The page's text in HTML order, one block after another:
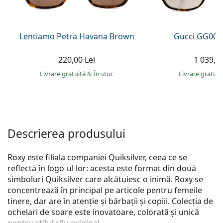
Persol
Lentiamo Petra Havana Brown
220,00 Lei
Livrare gratuită& În stoc
Gucci
1
Livrare
Descrierea produsului
Roxy este filiala companiei Quiksilver, ceea ce se
reflectă în logo-ul lor: acesta este format din două
simboluri Quiksilver care alcătuiesc o inimă. Roxy se
concentrează în principal pe articole pentru femeile
tinere, dar are în atenție și bărbații și copiii. Colecția de
ochelari de soare este inovatoare, colorată și unică